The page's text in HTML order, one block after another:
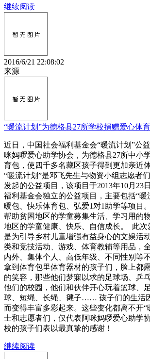
继续阅读
2016/6/21 22:08:02
来源
“暖流计划”为德格县27所学校捐赠爱心体
近日，中国社会福利基金会“暖流计划”公
咪妈啰爱心助学协会，为德格县27所中小
育包，使四千多名藏区孩子得到更加亲近
“暖流计划”是邓飞先生与物资小组志愿者
发起的公益项目，该项目于2013年10月23
福利基金会独立的公益项目，主要包括“暖
暖包、快乐体育包、弘爱1对1助学等项目
帮助贫困地区的学童募集生活、学习用的
地区的学童健康、快乐、自信成长。 此次
是为引导乡村儿童增强有益身心的文娱活
类和竞技活动、游戏、体育教辅等用品，
内外、集体个人、高低年级、不同性别等
拿到体育包里体育器材的孩子们，脸上都
的笑容，那些他们梦寐以求的足球场、乒
他们的校园，他们和伙伴开心玩着篮球、
球、短绳、长绳、毽子…… 孩子们的生活
而变得丰富多彩起来。这些变化都离不开“
士和志愿者们，仅代表阿咪妈啰爱心助学
校的孩子们表以最真挚的感谢！
继续阅读